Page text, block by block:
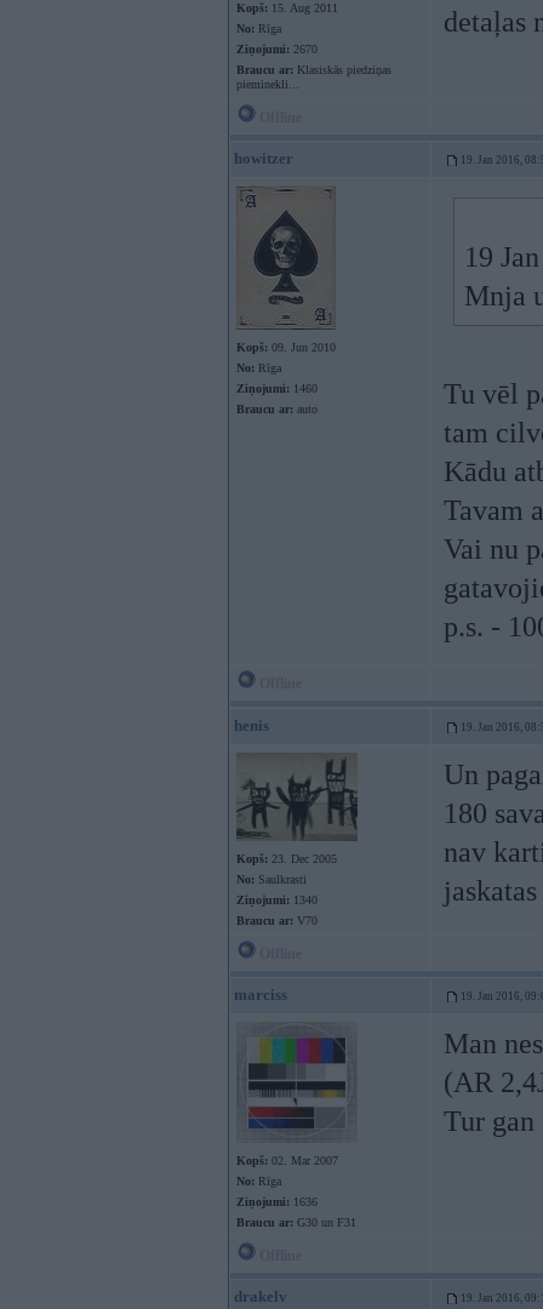
Kopš: 15. Aug 2011
No: Rīga
Ziņojumi: 2670
Braucu ar: Klasiskās piedziņas
pieminekli...
detaļas
howitzer 19. Jan 2016,
Kopš: 09. Jun 2010
No: Rīga
Ziņojumi: 1460
Braucu ar: auto
19
Mnja
Tu vēl
tam
Kādu
Tavam
Vai nu
p.s. -
henis 19. Jan 2016,
Kopš: 23. Dec 2005
No: Saulkrasti
Ziņojumi: 1340
Braucu ar: V70
Un
180
nav
marciss 19. Jan 2016,
Kopš: 02. Mar 2007
No: Rīga
Ziņojumi: 1636
Braucu ar: G30 un F31
Man
(AR
Tur
drakelv 19. Jan 2016,